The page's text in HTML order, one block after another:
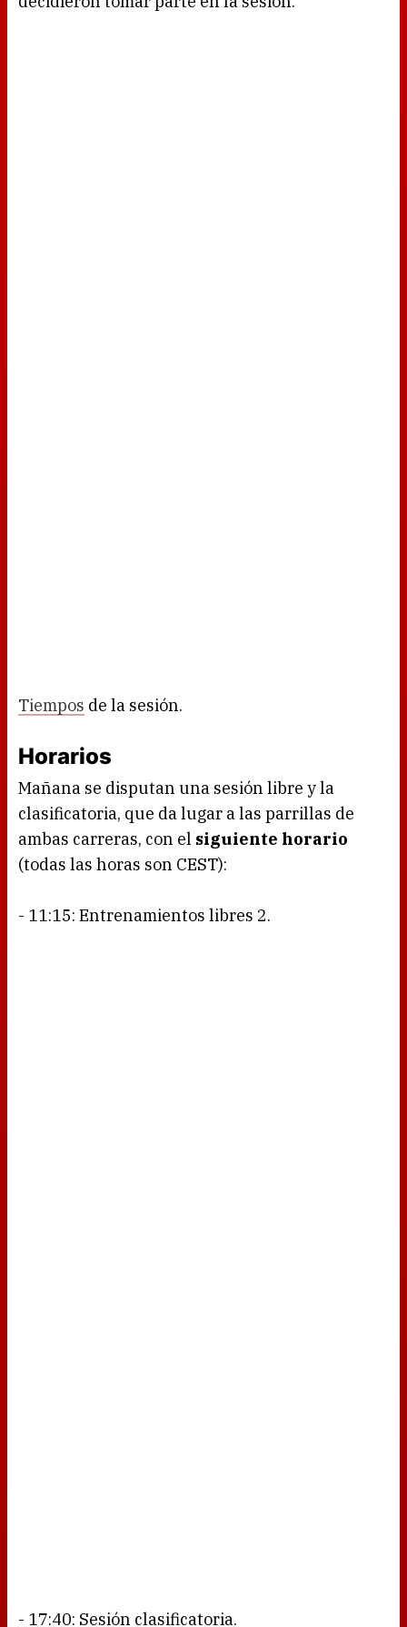
Tiempos de la sesión.
Horarios
Mañana se disputan una sesión libre y la
clasificatoria, que da lugar a las parrillas de
ambas carreras, con el siguiente horario
(todas las horas son CEST):
- 11:15: Entrenamientos libres 2.
- 17:40: Sesión clasificatoria.